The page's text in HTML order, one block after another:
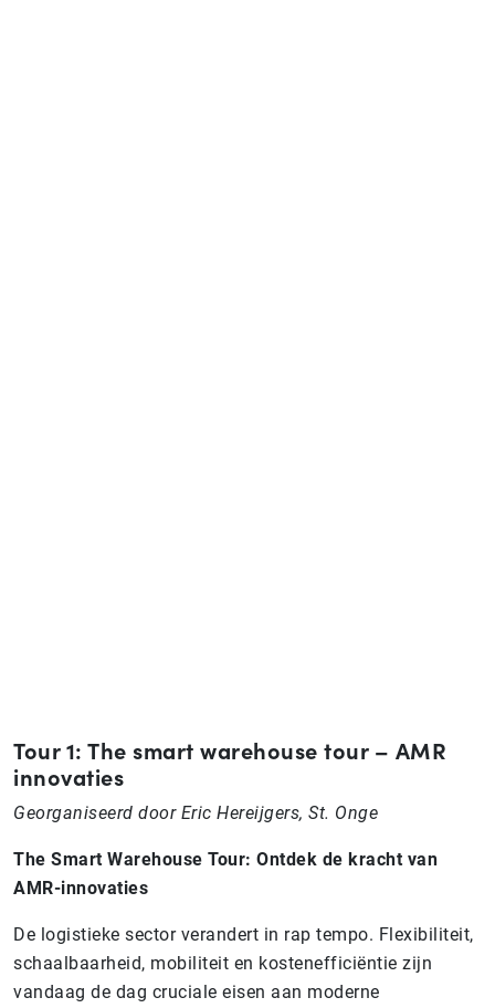
Tour 1: The smart warehouse tour – AMR
innovaties
Georganiseerd door Eric Hereijgers, St. Onge
The Smart Warehouse Tour: Ontdek de kracht van
AMR-innovaties
De logistieke sector verandert in rap tempo. Flexibiliteit,
schaalbaarheid, mobiliteit en kostenefficiëntie zijn
vandaag de dag cruciale eisen aan moderne